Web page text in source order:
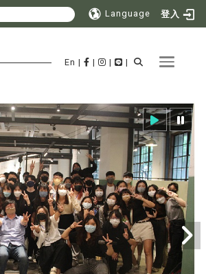
Language 登入
Toggle
En | | | |